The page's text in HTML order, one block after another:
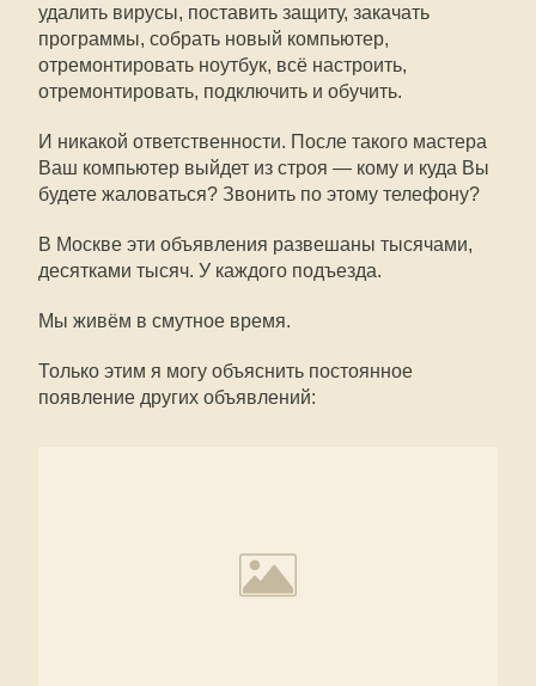
удалить вирусы, поставить защиту, закачать
программы, собрать новый компьютер,
отремонтировать ноутбук, всё настроить,
отремонтировать, подключить и обучить.
И никакой ответственности. После такого мастера
Ваш компьютер выйдет из строя — кому и куда Вы
будете жаловаться? Звонить по этому телефону?
В Москве эти объявления развешаны тысячами,
десятками тысяч. У каждого подъезда.
Мы живём в смутное время.
Только этим я могу объяснить постоянное
появление других объявлений: